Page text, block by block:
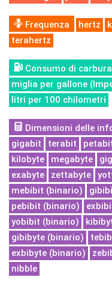
Frequenza hertz
terahertz
Consumo di
miglia per gallone
litri per 100 chilometri
Dimensioni delle
gigabit
terabit
kilobyte
megabyte
exabyte
zettabyte
mebibit (binario)
pebibit (binario)
yobibit (binario)
gibibyte (binario)
exbibyte (binario)
nibble